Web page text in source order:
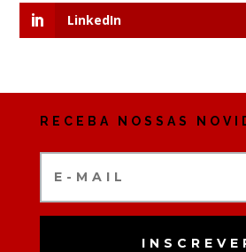
LinkedIn
RECEBA NOSSAS